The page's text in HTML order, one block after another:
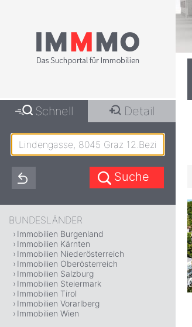
Schnell Detail
BUNDESLÄNDER
Immobilien Burgenland
Immobilien Kärnten
Immobilien Niederösterreich
Immobilien Oberösterreich
Immobilien Salzburg
Immobilien Steiermark
Immobilien Tirol
Immobilien Vorarlberg
Immobilien Wien